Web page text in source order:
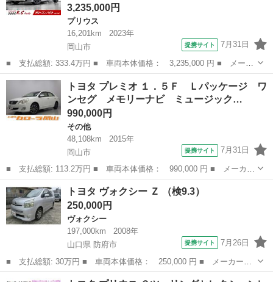
3,235,000円
プリウス
16,201km
2023年
岡山市
提携サイト 7月31日
■ 支払総額: 333.4万円 ■ 車両本体価格： 3,235,000 円 ■ メーカ
ー名： トヨタ ■ 車種名： プリウス ■ グレード名： Ｚ 禁煙
車 ＨＶ 黒革シート 衝突軽減ブレーキ パノラミックビューカメ
ラ ＥＴ...
岡山 岡山市 プリウス
トヨタ プレミオ １．５Ｆ Ｌパッケージ ワ
ンセグ メモリーナビ ミュージック…
990,000円
その他
48,108km
2015年
岡山市
提携サイト 7月31日
■ 支払総額: 113.2万円 ■ 車両本体価格： 990,000 円 ■ メーカー
名： トヨタ ■ 車種名： プレミオ ■ グレード名： １．５Ｆ
Ｌパッケージ ワンセグ メモリーナビ ミュージックプレイヤー接
続可 バッ...
岡山 岡山市 その他
トヨタ ヴォクシー Ｚ （検9.3）
250,000円
ヴォクシー
197,000km
2008年
山口県 防府市
提携サイト 7月26日
■ 支払総額: 30万円 ■ 車両本体価格： 250,000 円 ■ メーカー
名： トヨタ ■ 車種名： ヴォクシー ■ グレード名： Ｚ ■ 排
ヴォクシー